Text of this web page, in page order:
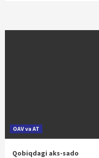
OAV va AT
Qobiqdagi aks-sado